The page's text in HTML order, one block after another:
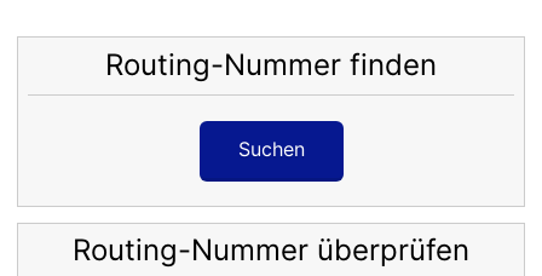
Routing-Nummer finden
Suchen
Routing-Nummer überprüfen